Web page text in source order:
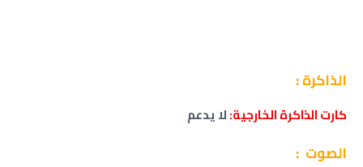
الذاكرة :
كارت الذاكرة الخارجية:لا يدعم
الصوت :